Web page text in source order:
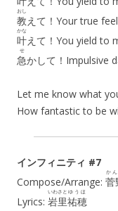
教
おし
えて！Your true
叶
かな
えて！You yield to
急
せ
かして！Impulsive
Let me know what
How fantastic to be
インフィニティ #7
Compose/Arrange: 菅
か
Lyrics: 岩里
いわさと
祐穂
ゆうほ